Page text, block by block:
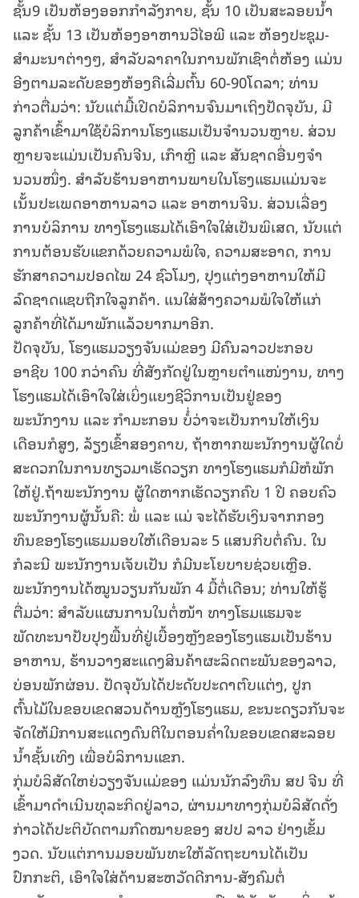
ຊັ້ນ9 ເປັນຫ້ອງອອກກຳລັງກາຍ, ຊັ້ນ 10 ເປັນສະລອຍນໍ້າ
ແລະ ຊັ້ນ 13 ເປັນຫ້ອງອາຫານວີໄອພີ ແລະ ຫ້ອງປະຊຸມ-
ສຳມະນາຕ່າງໆ, ສຳລັບລາຄາໃນການພັກເຊົາຕໍ່ຫ້ອງ ແມ່ນ
ອີງຕາມລະດັບຂອງຫ້ອງຄືເລີ່ມຕົ້ນ 60-90ໂດລາ; ທ່ານ
ກ່າວຕື່ມວ່າ: ນັບແຕ່ມື້ເປີດບໍລິການຈົນມາເຖິງປັດຈຸບັນ, ມີ
ລູກຄ້າເຂົ້າມາໃຊ້ບໍລິການໂຮງແຮມເປັນຈຳນວນຫຼາຍ. ສ່ວນ
ຫຼາຍຈະແມ່ນເປັນຄົນຈີນ, ເກົາຫຼີ ແລະ ສັນຊາດອື່ນໆຈໍາ
ນວນໜຶ່ງ. ສໍາລັບຮ້ານອາຫານພາຍໃນໂຮງແຮມແມ່ນຈະ
ເນັ້ນປະເພດອາຫານລາວ ແລະ ອາຫານຈີນ. ສ່ວນເລື່ອງ
ການບໍລິການ ທາງໂຮງແຮມໄດ້ເອົາໃຈໃສ່ເປັນພິເສດ, ນັບແຕ່
ການຕ້ອນຮັບແຂກດ້ວຍຄວາມພໍໃຈ, ຄວາມສະອາດ, ການ
ຮັກສາຄວາມປອດໄພ 24 ຊົວໂມງ, ປຸງແຕ່ງອາຫານໃຫ້ມີ
ລົດຊາດແຊບຖືກໃຈລູກຄ້າ. ແນໃສ່ສ້າງຄວາມພໍໃຈໃຫ້ແກ່
ລູກຄ້າທີ່ໄດ້ມາພັກແລ້ວຍາກມາອີກ.
ປັດຈຸບັນ, ໂຮງແຮມວຽງຈັນແມ່ຂອງ ມີຄົນລາວປະກອບ
ອາຊີບ 100 ກວ່າຄົນ ທີ່ສັງກັດຢູ່ໃນຫຼາຍຕຳແໜ່ງານ, ທາງ
ໂຮງແຮມໄດ້ເອົາໃຈໃສ່ເບິ່ງແຍງຊີວິການເປັນຢູ່ຂອງ
ພະນັກງານ ແລະ ກຳມະກອນ ບໍໍ່ວ່າຈະເປັນການໃຫ້ເງິນ
ເດືອນກໍສູງ, ລ້ຽງເຂົ້າສອງຄາບ, ຖ້າຫາກພະນັກງານຜູ້ໃດບໍ່
ສະດວກໃນການທຽວມາເຮັດວຽກ ທາງໂຮງແຮມກໍມີຫໍພັກ
ໃຫ້ຢູ່.ຖ້າພະນັກງານ ຜູ້ໃດຫາກເຮັດວຽກຄົບ 1 ປີ ຄອບຄົວ
ພະນັກງານຜູ້ນັ້ນຄື: ພໍ່ ແລະ ແມ່ ຈະໄດ້ຮັບເງິນຈາກກອງ
ທຶນຂອງໂຮງແຮມມອບໃຫ້ເດືອນລະ 5 ແສນກີບຕໍ່ຄົນ. ໃນ
ກໍລະນີ ພະນັກງານເຈັບເປັນ ກໍມີນະໂຍບາຍຊ່ວຍເຫຼືອ.
ພະນັກງານໄດ້ໝູນວຽນກັນພັກ 4 ມື້ຕໍ່ເດືອນ; ທ່ານໃຫ້ຮູ້
ຕື່ມວ່າ: ສໍາລັບແຜນການໃນຕໍ່ໜ້າ ທາງໂຮມແຮມຈະ
ພັດທະນາປັບປຸງພື້ນທີ່ຢູ່ເບື້ອງຫຼັງຂອງໂຮງແຮມເປັນຮ້ານ
ອາຫານ, ຮ້ານວາງສະແດງສິນຄ້າຜະລິດຕະພັນຂອງລາວ,
ບ່ອນພັກຜ່ອນ. ປັດຈຸບັນໄດ້ປະດັບປະດາຕົບແຕ່ງ, ປູກ
ຕົ້ນໄມ້ໃນຂອບເຂດສວນດ້ານຫຼັງໂຮງແຮມ, ຂະນະດຽວກັນຈະ
ຈັດໃຫ້ມີການສະແດງດົນຕີໃນຕອນຄໍ່າໃນຂອບເຂດສະລອຍ
ນໍ້າຊັ້ນເທິງ ເພື່ອບໍລິການແຂກ.
ກຸ່ມບໍລິສັດໃຫຍ່ວຽງຈັນແມ່ຂອງ ແມ່ນນັກລົງທຶນ ສປ ຈີນ ທີ່
ເຂົ້າມາດຳເນີນທຸລະກິດຢູ່ລາວ, ຜ່ານມາທາງກຸ່ມບໍລິສັດດັ່ງ
ກ່າວໄດ້ປະຕິບັດຕາມກົດໝາຍຂອງ ສປປ ລາວ ຢ່າງເຂັ້ມ
ງວດ. ນັບແຕ່ການມອບພັນທະໃຫ້ລັດຖະບານໄດ້ເປັນ
ປົກກະຕິ, ເອົາໃຈໃສ່ດ້ານສະຫວັດດີການ-ສັງຄົມຕໍ່